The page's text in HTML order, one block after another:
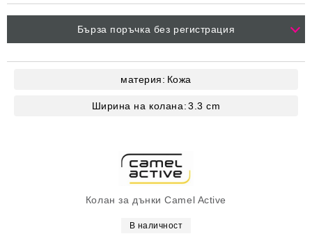
Колан за дънки Camel Active
В наличност
Бърза поръчка без регистрация
материя: Кожа
Ширина на колана:3.3cm